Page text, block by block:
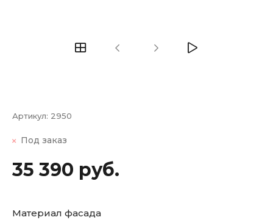
Артикул: 2950
Под заказ
35 390 руб.
Материал фасада